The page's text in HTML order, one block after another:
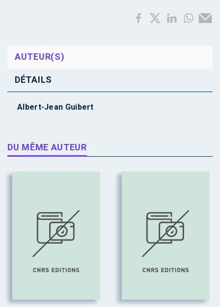
AUTEUR(S)
DÉTAILS
Albert-Jean Guibert
DU MÊME AUTEUR